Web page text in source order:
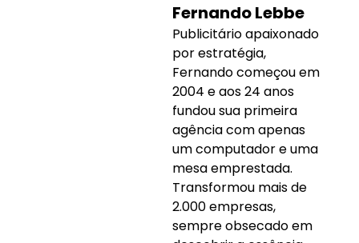
Fernando Lebbe
Publicitário apaixonado
por estratégia,
Fernando começou em
2004 e aos 24 anos
fundou sua primeira
agência com apenas
um computador e uma
mesa emprestada.
Transformou mais de
2.000 empresas,
sempre obsecado em